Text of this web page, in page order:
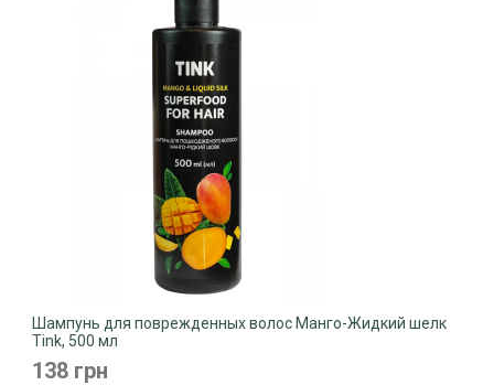
Шампунь для поврежденных волос Манго-Жидкий шелк
Tink, 500 мл
138 грн